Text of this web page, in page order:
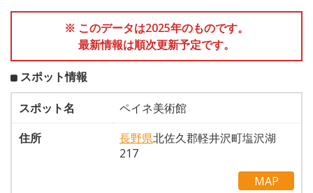
※ このデータは2025年のものです。
最新情報は順次更新予定です。
スポット情報
スポット名
ペイネ美術館
住所
長野県北佐久郡軽井沢町塩沢湖
217
MAP